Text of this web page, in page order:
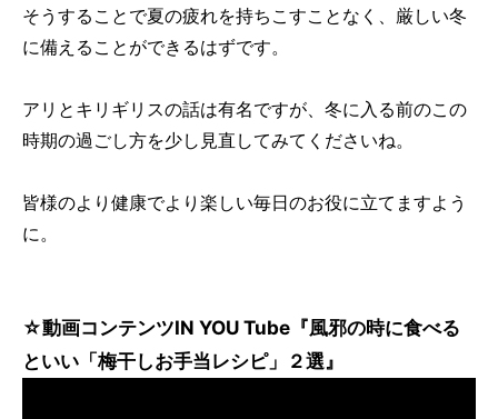
そうすることで夏の疲れを持ちこすことなく、厳しい冬
に備えることができるはずです。
アリとキリギリスの話は有名ですが、冬に入る前のこの
時期の過ごし方を少し見直してみてくださいね。
皆様のより健康でより楽しい毎日のお役に立てますよう
に。
☆動画コンテンツIN YOU Tube『風邪の時に食べる
といい「梅干しお手当レシピ」２選』